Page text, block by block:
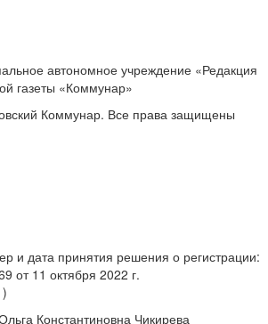
автономное учреждение «Редакция
газеты «Коммунар»
Коммунар. Все права защищены
и дата принятия решения о регистрации:
от 11 октября 2022 г.
)
Константиновна Чикирева